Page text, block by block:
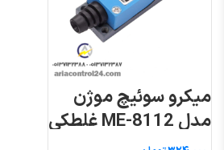
میکرو سوئیچ موژن
مدل ME-8112 غلطکی